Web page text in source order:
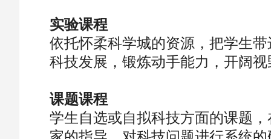
实验课程
依托怀柔科学城的资源，把学生
科技发展，锻炼动手能力，开阔视
课题课程
学生自选或自拟科技方面的课题